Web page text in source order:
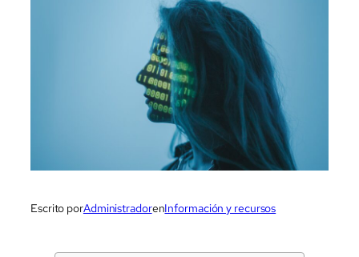
Escrito porAdministradorenInformación y recursos